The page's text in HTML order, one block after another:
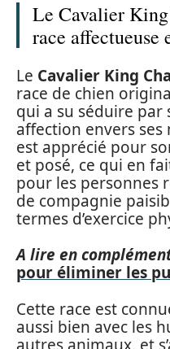
Le Cavalier
race affectueuse
Le Cavalier King
race de chien
qui a su séduire par
affection envers
est apprécié pour
et posé, ce qui en
pour les personnes
de compagnie
termes d’exercice
A lire en
pour éliminer les
Cette race est
aussi bien avec les
autres animaux, et